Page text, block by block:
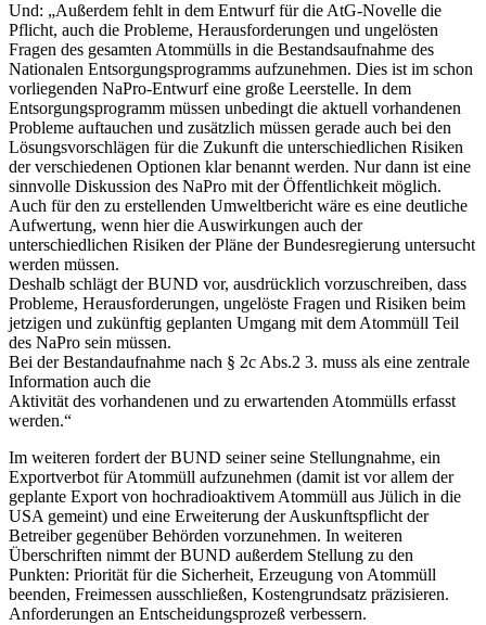
Und: „Außerdem fehlt in dem Entwurf für die AtG-Novelle die
Pflicht, auch die Probleme, Herausforderungen und ungelösten
Fragen des gesamten Atommülls in die Bestandsaufnahme des
Nationalen Entsorgungsprogramms aufzunehmen. Dies ist im schon
vorliegenden NaPro-Entwurf eine große Leerstelle. In dem
Entsorgungsprogramm müssen unbedingt die aktuell vorhandenen
Probleme auftauchen und zusätzlich müssen gerade auch bei den
Lösungsvorschlägen für die Zukunft die unterschiedlichen Risiken
der verschiedenen Optionen klar benannt werden. Nur dann ist eine
sinnvolle Diskussion des NaPro mit der Öffentlichkeit möglich.
Auch für den zu erstellenden Umweltbericht wäre es eine deutliche
Aufwertung, wenn hier die Auswirkungen auch der
unterschiedlichen Risiken der Pläne der Bundesregierung untersucht
werden müssen.
Deshalb schlägt der BUND vor, ausdrücklich vorzuschreiben, dass
Probleme, Herausforderungen, ungelöste Fragen und Risiken beim
jetzigen und zukünftig geplanten Umgang mit dem Atommüll Teil
des NaPro sein müssen.
Bei der Bestandaufnahme nach § 2c Abs.2 3. muss als eine zentrale
Information auch die
Aktivität des vorhandenen und zu erwartenden Atommülls erfasst
werden.“
Im weiteren fordert der BUND seiner seine Stellungnahme, ein
Exportverbot für Atommüll aufzunehmen (damit ist vor allem der
geplante Export von hochradioaktivem Atommüll aus Jülich in die
USA gemeint) und eine Erweiterung der Auskunftspflicht der
Betreiber gegenüber Behörden vorzunehmen. In weiteren
Überschriften nimmt der BUND außerdem Stellung zu den
Punkten: Priorität für die Sicherheit, Erzeugung von Atommüll
beenden, Freimessen ausschließen, Kostengrundsatz präzisieren.
Anforderungen an Entscheidungsprozeß verbessern.